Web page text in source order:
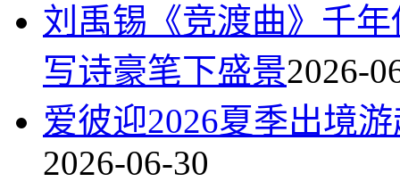
刘禹锡《竞渡曲》千
写诗豪笔下盛景2026-
爱彼迎2026夏季出境
2026-06-30